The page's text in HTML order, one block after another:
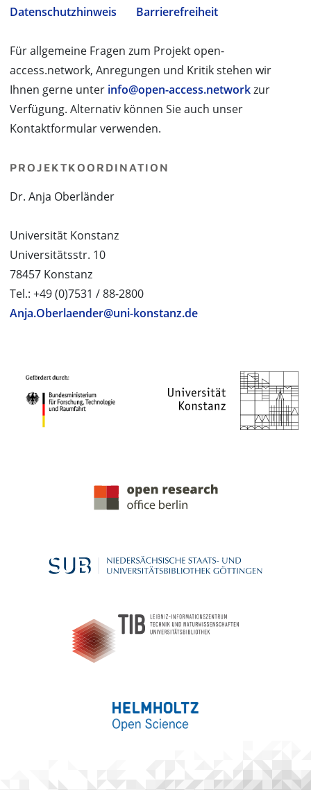
Datenschutzhinweis
Barrierefreiheit
Für allgemeine Fragen zum Projekt open-
access.network, Anregungen und Kritik stehen wir
Ihnen gerne unter info@open-access.networkzur
Verfügung. Alternativ können Sie auch unser
Kontaktformular verwenden.
PROJEKTKOORDINATION
Dr. Anja Oberländer
Universität Konstanz
Universitätsstr. 10
78457 Konstanz
Tel.: +49 (0)7531 / 88-2800
Anja.Oberlaender@uni-konstanz.de